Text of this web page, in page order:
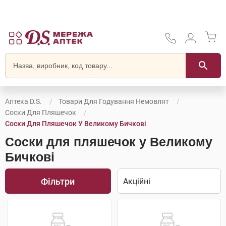
Аптека D.S.
Товари Для Годування Немовлят
Соски Для Пляшечок
Соски Для Пляшечок У Великому Бичкові
Соски для пляшечок у Великому
Бичкові
Фільтри